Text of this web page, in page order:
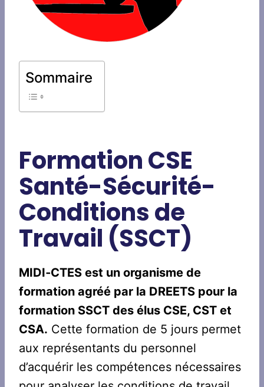
Sommaire
Formation CSE
Santé-Sécurité-
Conditions de
Travail (SSCT)
MIDI‑CTES est un organisme de
formation agréé par la DREETS pour la
formation SSCT des élus CSE, CST et
CSA. Cette formation de 5 jours permet
aux représentants du personnel
d’acquérir les compétences nécessaires